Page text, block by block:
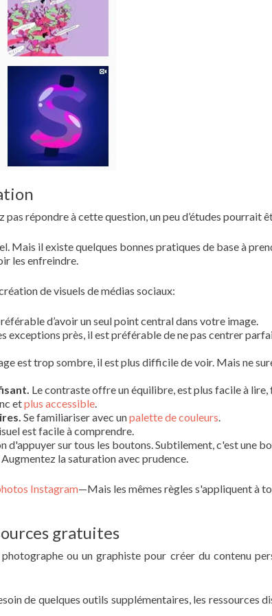
répondre à cette question, un peu d’études pourrait
Mais il existe quelques bonnes pratiques de base à
les enfreindre.
de visuels de médias sociaux:
d’avoir un seul point central dans votre image.
exceptions près, il est préférable de ne pas centrer
est trop sombre, il est plus difficile de voir. Mais ne
Le contraste offre un équilibre, est plus facile à
etplus accessible.
Se familiariser avec unpalette de couleurs.
est facile à comprendre.
d'appuyer sur tous les boutons. Subtilement, c'est une
la saturation avec prudence.
Instagram—Mais les mêmes règles s'appliquent à
gratuites
ou un graphiste pour créer du contenu
de quelques outils supplémentaires, les ressources